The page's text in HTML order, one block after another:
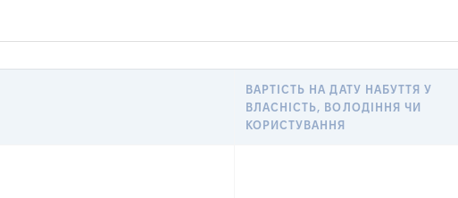
ВАРТІСТЬ НА ДАТУ НАБУТТЯ У
ВЛАСНІСТЬ, ВОЛОДІННЯ ЧИ
КОРИСТУВАННЯ